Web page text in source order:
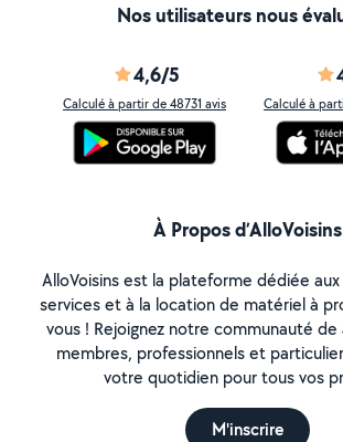
Nos utilisateurs nous
4,6/5
Calculé à partir de 48731 avis Calculé à
À Propos d’AlloVoisins
AlloVoisins est la plateforme dédiée
services et à la location de matériel à
vous ! Rejoignez notre communauté de
membres, professionnels et
votre quotidien pour tous vos
M'inscrire